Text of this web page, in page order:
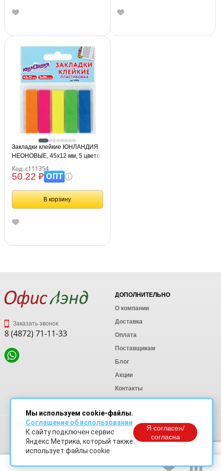
Закладки клейкие ЮНЛАНДИЯ
НЕОНОВЫЕ, 45х12 мм, 5 цветов
основании, 111354.
Код: с111354
50.22 ₽ОПТ
В корзину
Заказать звонок
8 (4872) 71-11-33
ДОПОЛНИТЕЛЬНО
О компании
Доставка
Оплата
Поставщикам
Блог
Акции
Контакты
Политика конфиденциальности
Согласие на обработку персональных данных
Согласие на обработку данных Яндекс Метрика
Доработки и продвижение сайта
Мы используем cookie-файлы.
Соглашение об использовании
К сайту подключен сервис
Яндекс.Метрика, который также
использует файлы cookie
Я согласен/
согласна